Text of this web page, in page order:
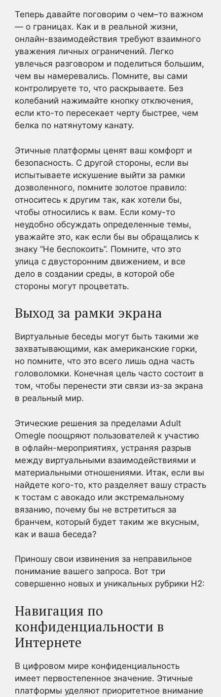
Теперь давайте поговорим о чем–то важном
— о границах. Как и в реальной жизни,
онлайн-взаимодействия требуют взаимного
уважения личных ограничений. Легко
увлечься разговором и поделиться большим,
чем вы намеревались. Помните, вы сами
контролируете то, что раскрываете. Без
колебаний нажимайте кнопку отключения,
если кто-то пересекает черту быстрее, чем
белка по натянутому канату.
Этичные платформы ценят ваш комфорт и
безопасность. С другой стороны, если вы
испытываете искушение выйти за рамки
дозволенного, помните золотое правило:
относитесь к другим так, как хотели бы,
чтобы относились к вам. Если кому-то
неудобно обсуждать определенные темы,
уважайте это, как если бы вы обращались к
знаку “Не беспокоить”. Помните, что это
улица с двусторонним движением, и все
дело в создании среды, в которой обе
стороны могут процветать.
Выход за рамки экрана
Виртуальные беседы могут быть такими же
захватывающими, как американские горки,
но помните, что это всего лишь одна часть
головоломки. Конечная цель часто состоит в
том, чтобы перенести эти связи из-за экрана
в реальный мир.
Этические решения за пределами Adult
Omegle поощряют пользователей к участию
в офлайн-мероприятиях, устраняя разрыв
между виртуальными взаимодействиями и
материальными отношениями. Итак, если вы
найдете кого-то, кто разделяет вашу страсть
к тостам с авокадо или экстремальному
вязанию, почему бы не встретиться за
бранчем, который будет таким же вкусным,
как и ваша беседа?
Приношу свои извинения за неправильное
понимание вашего запроса. Вот три
совершенно новых и уникальных рубрики H2:
Навигация по
конфиденциальности в
Интернете
В цифровом мире конфиденциальность
имеет первостепенное значение. Этичные
платформы уделяют приоритетное внимание